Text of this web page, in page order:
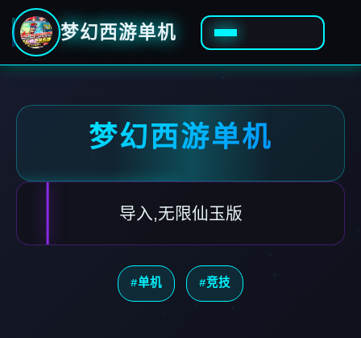
梦幻西游单机
梦幻西游单机
导入,无限仙玉版
#单机 #竞技